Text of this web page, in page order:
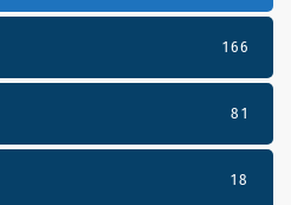
166
81
18